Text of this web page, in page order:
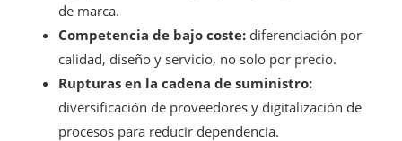
de marca.
Competencia de bajo coste: diferenciación por
calidad, diseño y servicio, no solo por precio.
Rupturas en la cadena de suministro:
diversificación de proveedores y digitalización de
procesos para reducir dependencia.